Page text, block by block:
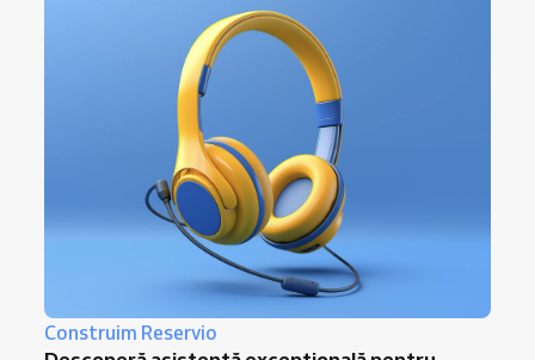
Construim Reservio